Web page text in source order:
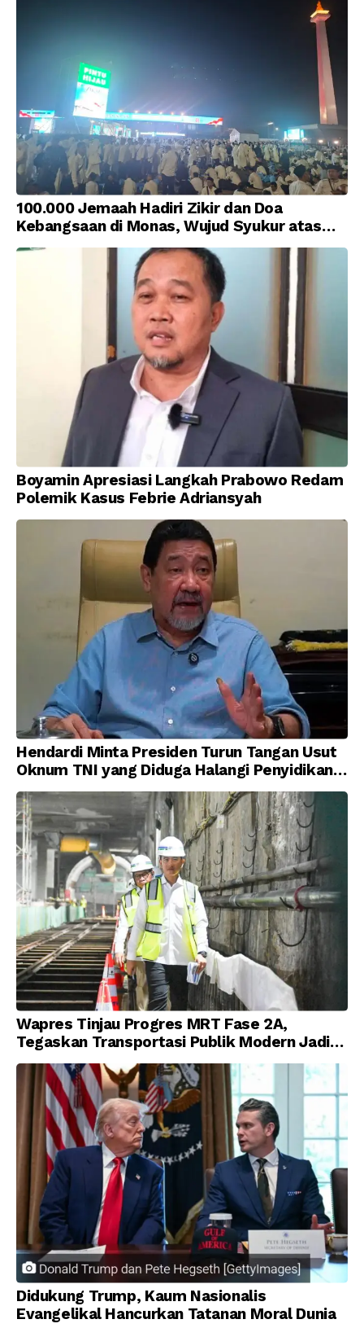
100.000 Jemaah Hadiri Zikir dan Doa
Kebangsaan di Monas, Wujud Syukur atas
Kemerdekaan Indonesia
Boyamin Apresiasi Langkah Prabowo Redam
Polemik Kasus Febrie Adriansyah
Hendardi Minta Presiden Turun Tangan Usut
Oknum TNI yang Diduga Halangi Penyidikan
Korupsi
Wapres Tinjau Progres MRT Fase 2A,
Tegaskan Transportasi Publik Modern Jadi
Prioritas Nasional
Didukung Trump, Kaum Nasionalis
Evangelikal Hancurkan Tatanan Moral Dunia